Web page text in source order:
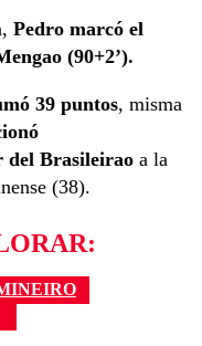
Pedro marcó el
(90+2’).
39 puntos, misma
del Brasileirao a la
(38).